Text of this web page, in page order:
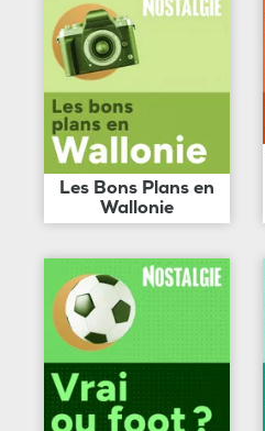
Les Bons Plans en
Wallonie